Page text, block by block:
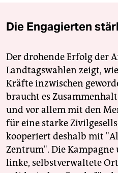
Die Engagierten
Der drohende Erfolg der
Landtagswahlen zeigt,
Kräfte inzwischen
braucht es
und vor allem mit den
für eine starke
kooperiert deshalb mit
Zentrum". Die
linke, selbstverwaltete